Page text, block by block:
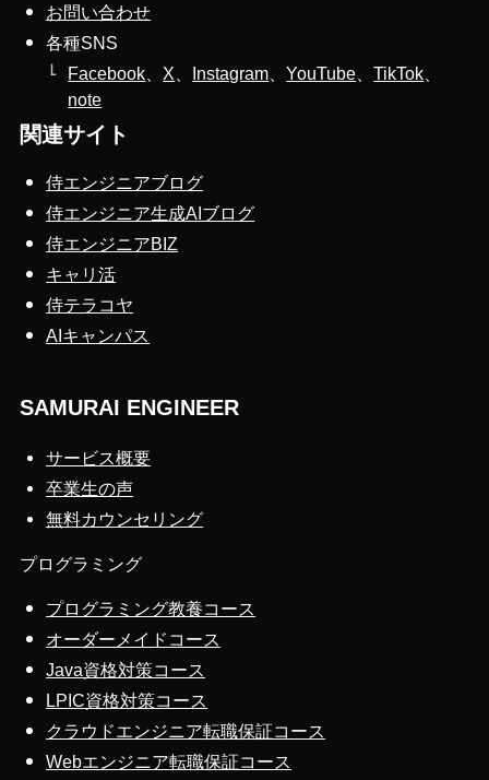
お問い合わせ
各種SNS
Facebook
X Instagram 、YouTube 、TikTok
note
関連サイト
侍エンジニアブログ
侍エンジニア生成AIブログ
侍エンジニアBIZ
キャリ活
侍テラコヤ
AIキャンパス
SAMURAI ENGINEER
サービス概要
卒業生の声
無料カウンセリング
プログラミング
プログラミング教養コース
オーダーメイドコース
Java資格対策コース
LPIC資格対策コース
クラウドエンジニア転職保証コース
Webエンジニア転職保証コース